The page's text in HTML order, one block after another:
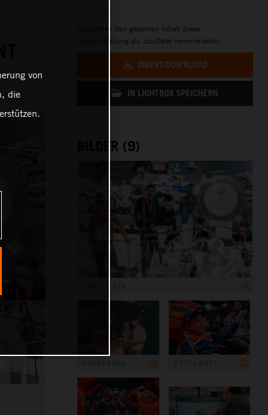
Sie können den gesamten Inhalt dieser
Pressemitteilung als .zip-Datei herunterladen:
DIREKT-DOWNLOAD
IN LIGHTBOX SPEICHERN
BILDER (9)
von
die